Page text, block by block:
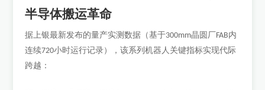
半导体搬运革命
据上银最新发布的量产实测数据（基于300mm晶圆厂FAB内
连续720小时运行记录），该系列机器人关键指标实现代际
跨越：